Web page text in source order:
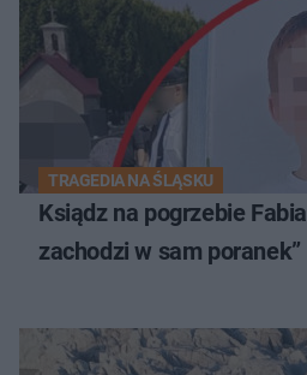
TRAGEDIA NA ŚLĄSKU
Ksiądz na pogrzebie
zachodzi w sam poranek”